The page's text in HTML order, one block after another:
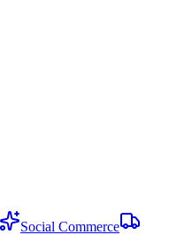
Social Commerce